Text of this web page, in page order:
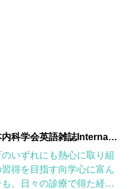
森岳雄助教の症例報告が日本内科学会英語雑誌Internal Medicineに掲載されました
いずれにも熱心に取り組
得を目指す向学心に富ん
、日々の診療で得た経験